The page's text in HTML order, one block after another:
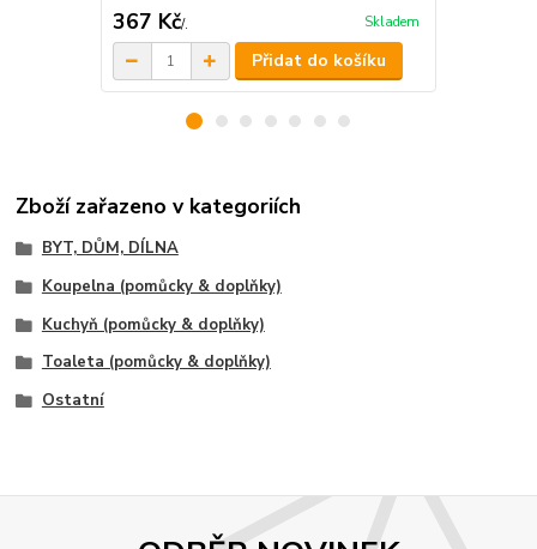
367 Kč/. Skladem
Přidat do košíku
Zboží zařazeno v kategoriích
BYT, DŮM, DÍLNA
Koupelna (pomůcky & doplňky)
Kuchyň (pomůcky & doplňky)
Toaleta (pomůcky & doplňky)
Ostatní